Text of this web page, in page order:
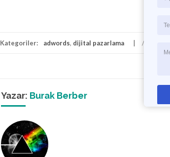
Kategoriler: adwords, dijital pazarlama /
Yazar: Burak Berber